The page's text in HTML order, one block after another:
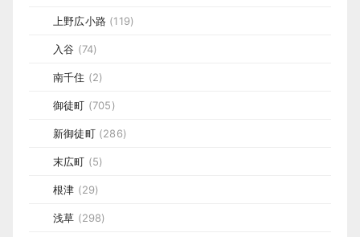
上野広小路 (119)
入谷 (74)
南千住 (2)
御徒町 (705)
新御徒町(286)
末広町 (5)
根津 (29)
浅草 (298)